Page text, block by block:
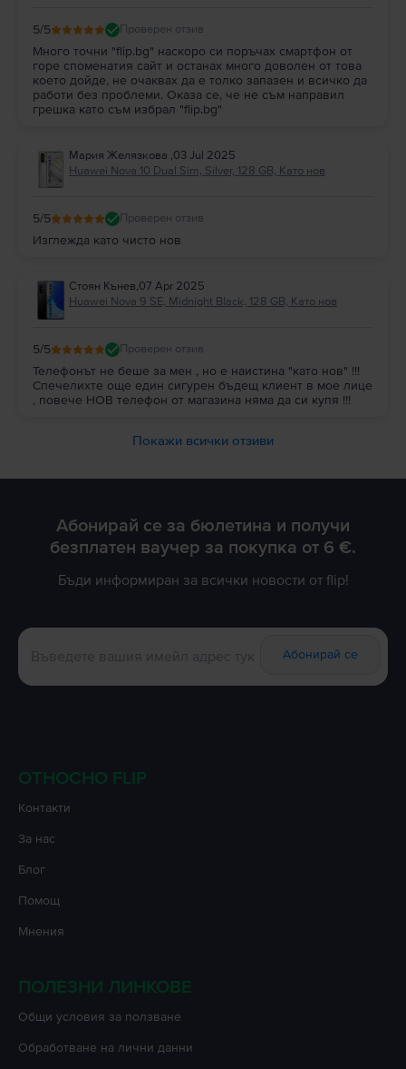
5/5 Проверен отзив
Много точни "flip.bg" наскоро си поръчах смартфон от
горе споменатия сайт и останах много доволен от това
което дойде, не очаквах да е толко запазен и всичко да
работи без проблеми. Оказа се, че не съм направил
грешка като съм избрал "flip.bg"
Мария Желязкова ,03 Jul 2025
Huawei Nova 10 Dual Sim, Silver, 128 GB, Като нов
5/5 Проверен отзив
Изглежда като чисто нов
Стоян Кънев,07 Apr 2025
Huawei Nova 9 SE, Midnight Black, 128 GB, Като нов
5/5 Проверен отзив
Телефонът не беше за мен , но е наистина "като нов" !!!
Спечелихте още един сигурен бъдещ клиент в мое лице
, повече НОВ телефон от магазина няма да си купя !!!
Покажи всички отзиви
Абонирай се за бюлетина и получи
безплатен ваучер за покупка от 6 €.
Бъди информиран за всички новости от flip!
Абонирай се
ОТНОСНО FLIP
Контакти
За нас
Блог
Помощ
Мнения
ПОЛЕЗНИ ЛИНКОВЕ
Oбщи условия за ползване
Oбработване на лични данни